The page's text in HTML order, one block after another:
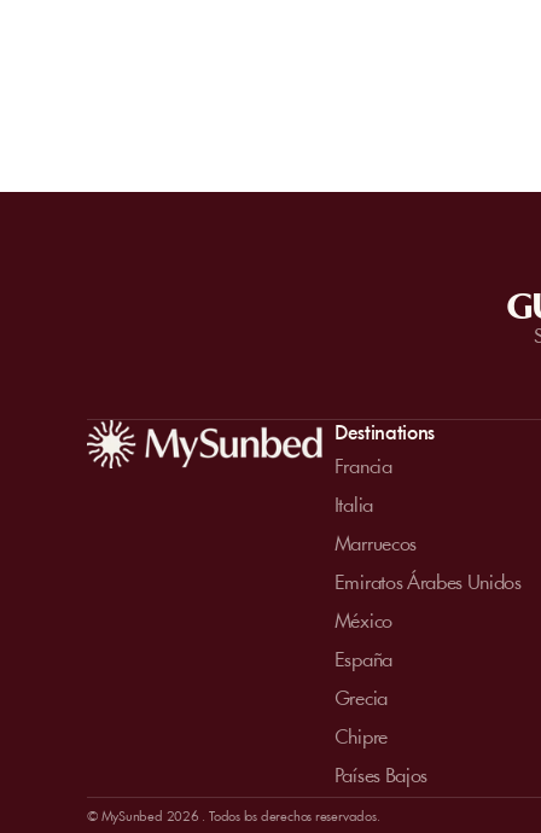
Destinations
Francia
Italia
Marruecos
Emiratos Árabes Unidos
México
España
Grecia
Chipre
Países Bajos
© MySunbed 2026 . Todos los derechos reservados.